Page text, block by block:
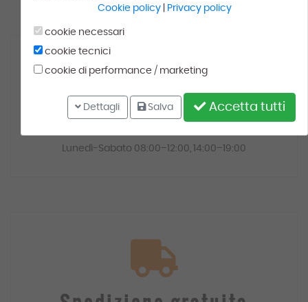
0321 91458
Lunedì-Sabato 08:00–12:00, 14:00–19:00
Cookie policy| Privacy policy
cookie necessari
cookie tecnici
cookie di performance / marketing
Dettagli Salva Accetta tutti